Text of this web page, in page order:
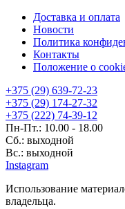
Доставка и оплата
Новости
Политика
Контакты
Положение о
+375 (29) 639-72-23
+375 (29) 174-27-32
+375 (222) 74-39-12
Пн-Пт.: 10.00 - 18.00
Сб.: выходной
Вс.: выходной
Instagram
Использование
владельца.